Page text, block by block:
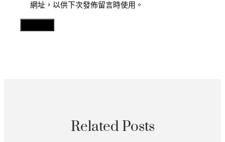
網址，以供下次發佈留言時使用。
Related Posts